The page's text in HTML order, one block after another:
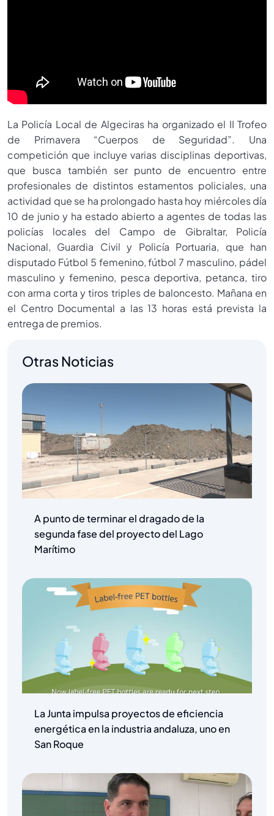
La Policía Local de Algeciras ha organizado el II Trofeo
de Primavera “Cuerpos de Seguridad”. Una
competición que incluye varias disciplinas deportivas,
que busca también ser punto de encuentro entre
profesionales de distintos estamentos policiales, una
actividad que se ha prolongado hasta hoy miércoles día
10 de junio y ha estado abierto a agentes de todas las
policías locales del Campo de Gibraltar, Policía
Nacional, Guardia Civil y Policía Portuaria, que han
disputado Fútbol 5 femenino, fútbol 7 masculino, pádel
masculino y femenino, pesca deportiva, petanca, tiro
con arma corta y tiros triples de baloncesto. Mañana en
el Centro Documental a las 13 horas está prevista la
entrega de premios.
Otras Noticias
A punto de terminar el dragado de la
segunda fase del proyecto del Lago
Marítimo
La Junta impulsa proyectos de eficiencia
energética en la industria andaluza, uno en
San Roque